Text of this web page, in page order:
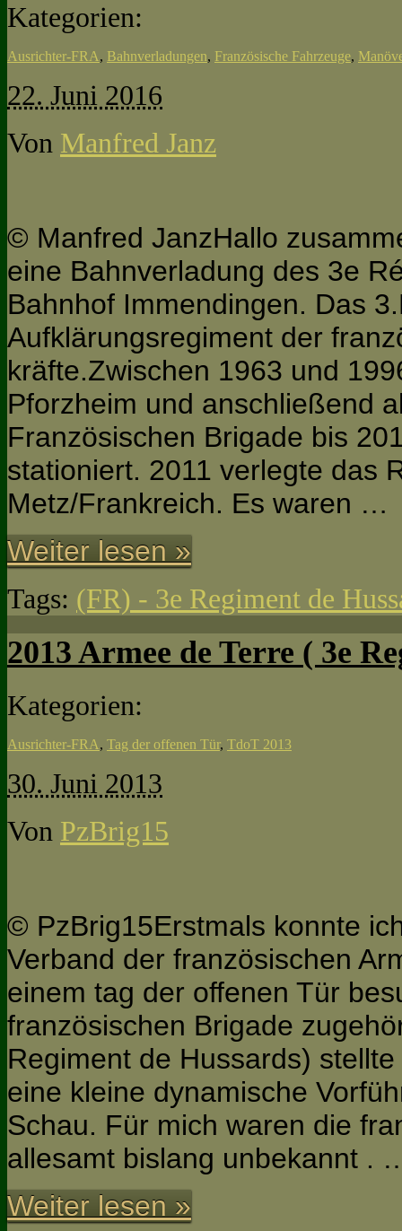
Kategorien:
Ausrichter-FRA, Bahnverladungen, Französische Fahrzeuge,
22. Juni 2016
Von Manfred Janz
© Manfred JanzHallo
eine Bahnverladung des 3e
Bahnhof Immendingen. Das
Aufklärungsregiment der
kräfte.Zwischen 1963 und
Pforzheim und anschließend
Französischen Brigade bis
stationiert. 2011 verlegte das
Metz/Frankreich. Es waren …
Weiter lesen »
Tags: (FR) - 3e Regiment de
2013 Armee de Terre ( 3e
Kategorien:
Ausrichter-FRA, Tag der offenen Tür, TdoT 2013
30. Juni 2013
Von PzBrig15
© PzBrig15Erstmals konnte
Verband der französischen
einem tag der offenen Tür
französischen Brigade
Regiment de Hussards)
eine kleine dynamische
Schau. Für mich waren die
allesamt bislang unbekannt .
Weiter lesen »